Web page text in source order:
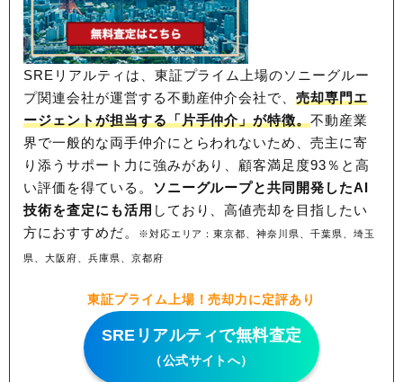
SREリアルティは、東証プライム上場のソニーグルー
プ関連会社が運営する不動産仲介会社で、売却専門エ
ージェントが担当する「片手仲介」が特徴。不動産業
界で一般的な両手仲介にとらわれないため、売主に寄
り添うサポート力に強みがあり、顧客満足度93％と高
い評価を得ている。 ソニーグループと共同開発したAI
技術を査定にも活用 しており、高値売却を目指したい
方におすすめだ。
※対応エリア：東京都、神奈川県、千葉県、埼玉
県、大阪府、兵庫県、京都府
東証プライム上場！売却力に定評あり
SREリアルティで無料査定
（公式サイトへ）